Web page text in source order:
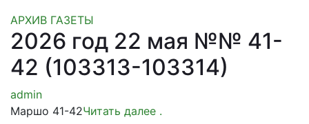
АРХИВ ГАЗЕТЫ
2026 год 22 мая №№ 41-
42 (103313-103314)
admin
Маршо 41-42Читать далее .